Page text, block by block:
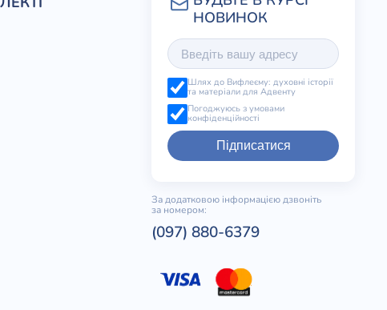
Шлях до Вифлеєму: духовні історії
та матеріали для Адвенту
Погоджуюсь з умовами
конфіденційності
Підписатися
За додатковою інформацією дзвоніть
за номером:
(097) 880-6379